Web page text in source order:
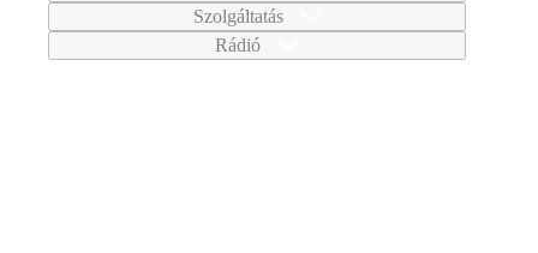
Szolgáltatás
Rádió